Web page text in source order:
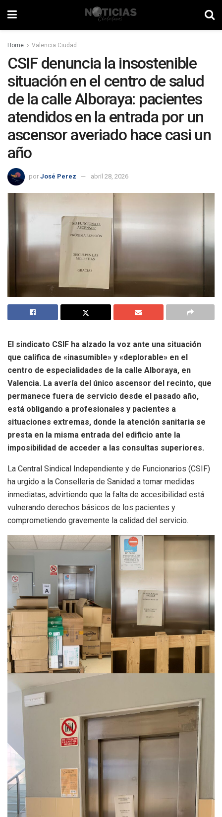
Home Valencia Ciudad
CSIF denuncia la insostenible
situación en el centro de salud
de la calle Alboraya: pacientes
atendidos en la entrada por un
ascensor averiado hace casi un
año
por José Perez abril 28, 2026
El sindicato CSIF ha alzado la voz ante una situación
que califica de «inasumible» y «deplorable» en el
centro de especialidades de la calle Alboraya, en
Valencia. La avería del único ascensor del recinto, que
permanece fuera de servicio desde el pasado año,
está obligando a profesionales y pacientes a
situaciones extremas, donde la atención sanitaria se
presta en la misma entrada del edificio ante la
imposibilidad de acceder a las consultas superiores.
La Central Sindical Independiente y de Funcionarios (CSIF)
ha urgido a la Conselleria de Sanidad a tomar medidas
inmediatas, advirtiendo que la falta de accesibilidad está
vulnerando derechos básicos de los pacientes y
comprometiendo gravemente la calidad del servicio.